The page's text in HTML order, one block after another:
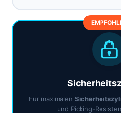
Für maximalen
und Picking-